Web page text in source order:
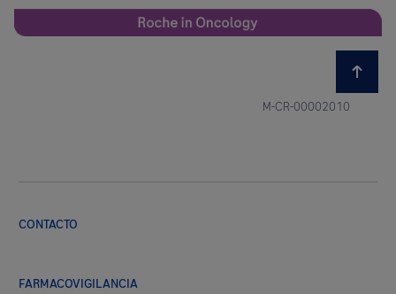
M-CR-00002010
CONTACTO
FARMACOVIGILANCIA